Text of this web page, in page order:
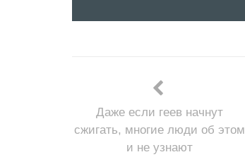
Даже если геев начнут
сжигать, многие люди об этом
и не узнают